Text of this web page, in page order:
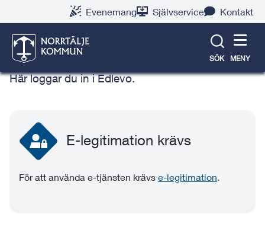
Evenemang Självservice Kontakt
SÖK MENY
Edlevo – e-tjänst för
vårdnadshavare och elev
Här loggar du in i Edlevo.
E-legitimation krävs
För att använda e-tjänsten krävs e-legitimation.